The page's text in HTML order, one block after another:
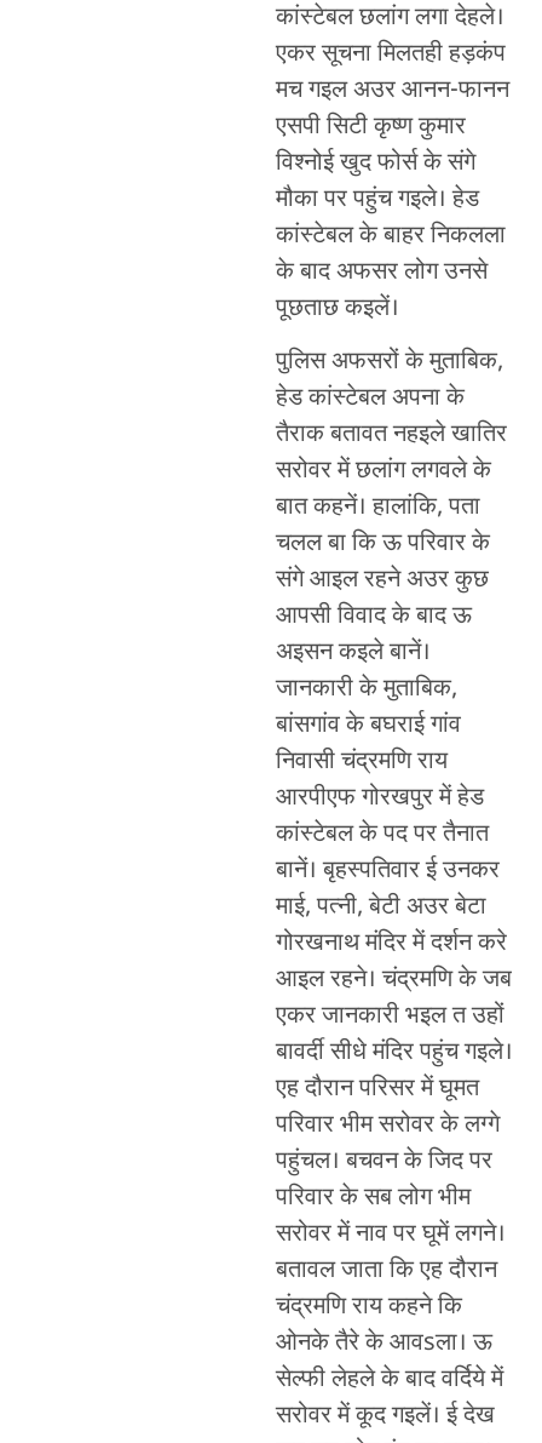
कांस्टेबल छलांग लगा देहले।
एकर सूचना मिलतही हड़कंप
मच गइल अउर आनन-फानन
एसपी सिटी कृष्ण कुमार
विश्नोई खुद फोर्स के संगे
मौका पर पहुंच गइले। हेड
कांस्टेबल के बाहर निकलला
के बाद अफसर लोग उनसे
पूछताछ कइलें।
पुलिस अफसरों के मुताबिक,
हेड कांस्टेबल अपना के
तैराक बतावत नहइले खातिर
सरोवर में छलांग लगवले के
बात कहनें। हालांकि, पता
चलल बा कि ऊ परिवार के
संगे आइल रहने अउर कुछ
आपसी विवाद के बाद ऊ
अइसन कइले बानें।
जानकारी के मुताबिक,
बांसगांव के बघराई गांव
निवासी चंद्रमणि राय
आरपीएफ गोरखपुर में हेड
कांस्टेबल के पद पर तैनात
बानें। बृहस्पतिवार ई उनकर
माई, पत्नी, बेटी अउर बेटा
गोरखनाथ मंदिर में दर्शन करे
आइल रहने। चंद्रमणि के जब
एकर जानकारी भइल त उहों
बावर्दी सीधे मंदिर पहुंच गइले।
एह दौरान परिसर में घूमत
परिवार भीम सरोवर के लग्गे
पहुंचल। बचवन के जिद पर
परिवार के सब लोग भीम
सरोवर में नाव पर घूमें लगने।
बतावल जाता कि एह दौरान
चंद्रमणि राय कहने कि
ओनके तैरे के आवsला। ऊ
सेल्फी लेहले के बाद वर्दिये में
सरोवर में कूद गइलें। ई देख